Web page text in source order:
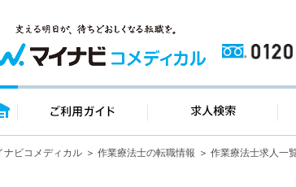
トップページ ご利用ガイド 求
ナビコメディカル 作業療法士の転職情報 作業療法士求人一